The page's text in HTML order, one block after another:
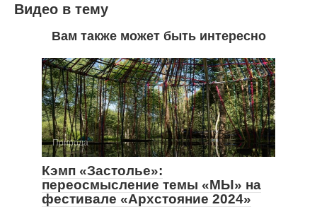
Видео в тему
Вам также может быть интересно
Природа
Кэмп «Застолье»:
переосмысление темы «МЫ» на
фестивале «Архстояние 2024»